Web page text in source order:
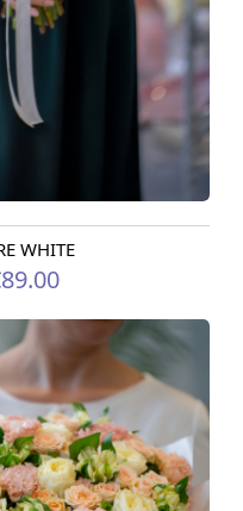
WHITE